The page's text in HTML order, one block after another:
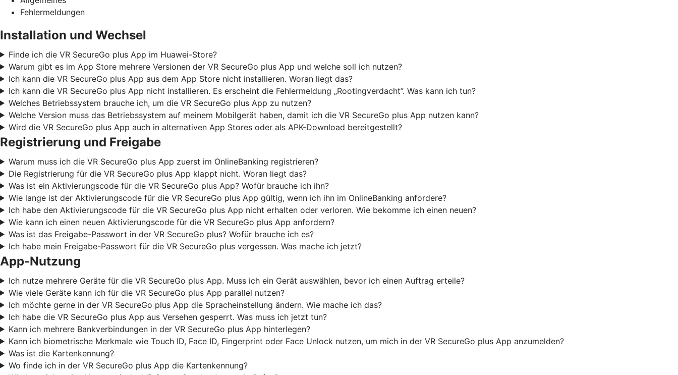
Fehlermeldungen
Installation und Wechsel
Finde ich die VR SecureGo plus App im Huawei-Store?
Warum gibt es im App Store mehrere Versionen der VR SecureGo plus App und welche soll ich nutzen?
Ich kann die VR SecureGo plus App aus dem App Store nicht installieren. Woran liegt das?
Ich kann die VR SecureGo plus App nicht installieren. Es erscheint die Fehlermeldung „Rootingverdacht”. Was kann ich tun?
Welches Betriebssystem brauche ich, um die VR SecureGo plus App zu nutzen?
Welche Version muss das Betriebssystem auf meinem Mobilgerät haben, damit ich die VR SecureGo plus App nutzen kann?
Wird die VR SecureGo plus App auch in alternativen App Stores oder als APK-Download bereitgestellt?
Registrierung und Freigabe
Warum muss ich die VR SecureGo plus App zuerst im OnlineBanking registrieren?
Die Registrierung für die VR SecureGo plus App klappt nicht. Woran liegt das?
Was ist ein Aktivierungscode für die VR SecureGo plus App? Wofür brauche ich ihn?
Wie lange ist der Aktivierungscode für die VR SecureGo plus App gültig, wenn ich ihn im OnlineBanking anfordere?
Ich habe den Aktivierungscode für die VR SecureGo plus App nicht erhalten oder verloren. Wie bekomme ich einen neuen?
Wie kann ich einen neuen Aktivierungscode für die VR SecureGo plus App anfordern?
Was ist das Freigabe-Passwort in der VR SecureGo plus? Wofür brauche ich es?
Ich habe mein Freigabe-Passwort für die VR SecureGo plus vergessen. Was mache ich jetzt?
App-Nutzung
Ich nutze mehrere Geräte für die VR SecureGo plus App. Muss ich ein Gerät auswählen, bevor ich einen Auftrag erteile?
Wie viele Geräte kann ich für die VR SecureGo plus App parallel nutzen?
Ich möchte gerne in der VR SecureGo plus App die Spracheinstellung ändern. Wie mache ich das?
Ich habe die VR SecureGo plus App aus Versehen gesperrt. Was muss ich jetzt tun?
Kann ich mehrere Bankverbindungen in der VR SecureGo plus App hinterlegen?
Kann ich biometrische Merkmale wie Touch ID, Face ID, Fingerprint oder Face Unlock nutzen, um mich in der VR SecureGo plus App anzumelden?
Was ist die Kartenkennung?
Wo finde ich in der VR SecureGo plus App die Kartenkennung?